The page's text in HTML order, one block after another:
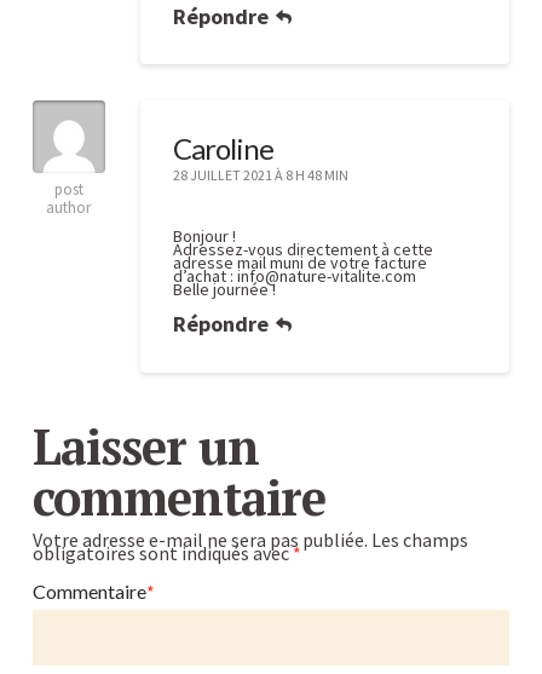
Répondre
post
author
Caroline
28 JUILLET 2021 À 8 H 48 MIN
Bonjour !
Adressez-vous directement à cette
adresse mail muni de votre facture
d’achat :info@nature-vitalite.com
Belle journée !
Répondre
Laisser un
commentaire
Votre adresse e-mail ne sera pas publiée. Les champs
obligatoires sont indiqués avec*
Commentaire*